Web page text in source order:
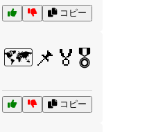
コピー
🗺️📌🏅🎖️
コピー